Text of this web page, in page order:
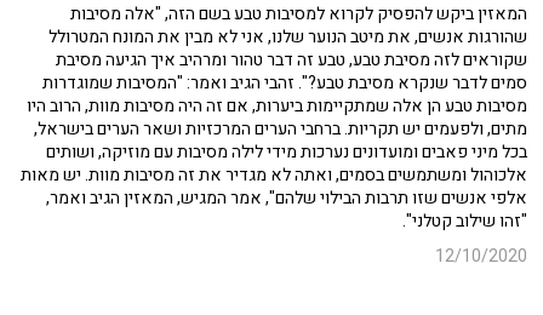
המאזין ביקש להפסיק לקרוא למסיבות טבע בשם הזה, "אלה מסיבות
שהורגות אנשים, את מיטב הנוער שלנו, אני לא מבין את המונח המטרולל
שקוראים לזה מסיבת טבע, טבע זה דבר טהור ומרהיב איך הגיעה מסיבת
סמים לדבר שנקרא מסיבת טבע?". זהבי הגיב ואמר: "המסיבות שמוגדרות
מסיבות טבע הן אלה שמתקיימות ביערות, אם זה היה מסיבות מוות, הרוב היו
מתים, ולפעמים יש תקריות. ברחבי הערים המרכזיות ושאר הערים בישראל,
בכל מיני פאבים ומועדונים נערכות מידי לילה מסיבות עם מוזיקה, ושותים
אלכוהול ומשתמשים בסמים, ואתה לא מגדיר את זה מסיבות מוות. יש מאות
אלפי אנשים שזו תרבות הבילוי שלהם", אמר המגיש, המאזין הגיב ואמר,
"זהו שילוב קטלני".
12/10/2020